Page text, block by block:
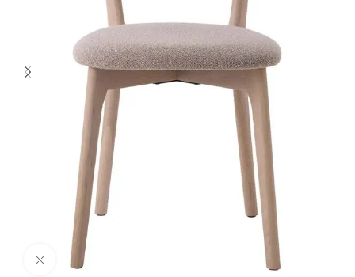
Spustelėkite norėdami padidinti